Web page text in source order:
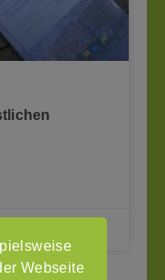
35 … 66
Webseite